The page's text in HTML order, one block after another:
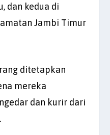
dan kedua di
Jambi Timur
ditetapkan
mereka
dan kurir dari